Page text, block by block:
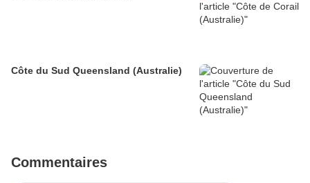
Côte du Sud Queensland (Australie)
Commentaires